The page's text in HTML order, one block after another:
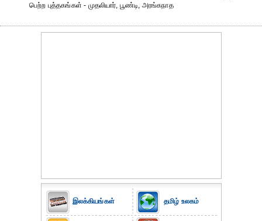
பெற்ற புத்தகங்கள் - முதலியார், பூண்டி, அரங்கநாத
இலக்கியங்கள் தமிழ் உலகம்